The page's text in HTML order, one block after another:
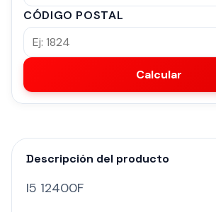
CÓDIGO POSTAL
Calcular
Descripción del producto
I5 12400F